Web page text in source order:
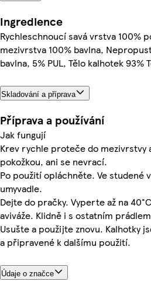
Ingredience
Rychleschnoucí savá vrstva 100%
mezivrstva 100% bavlna,
bavlna, 5% PUL, Tělo kalhotek 93%
Skladování a příprava
Příprava a používání
Jak fungují
Krev rychle proteče do mezivrstvy
pokožkou, ani se nevrací.
Po použití opláchněte. Ve studené
umyvadle.
Dejte do pračky. Vyperte až na
aviváže. Klidně i s ostatním
Usušte a použijte znovu. Kalhotky
a připravené k dalšímu použití.
Údaje o značce